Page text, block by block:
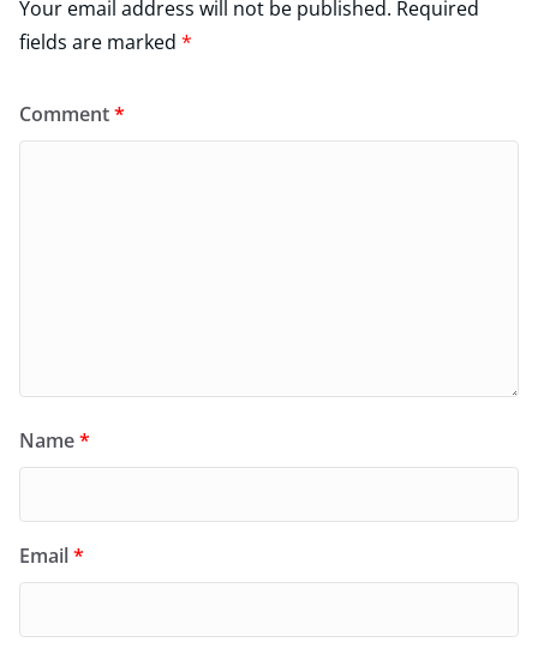
Your email address will not be published. Required
fields are marked *
Comment*
Name*
Email*